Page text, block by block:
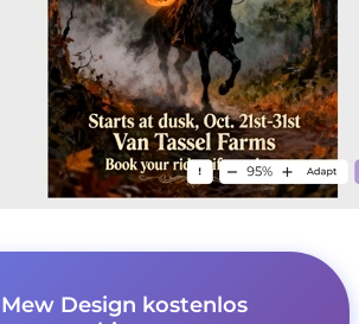
Design kostenlos